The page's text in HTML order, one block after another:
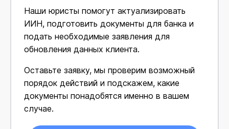
Наши юристы помогут актуализировать
ИИН, подготовить документы для банка и
подать необходимые заявления для
обновления данных клиента.
Оставьте заявку, мы проверим возможный
порядок действий и подскажем, какие
документы понадобятся именно в вашем
случае.